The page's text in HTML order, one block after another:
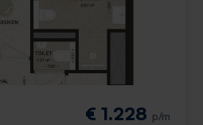
€ 1.228 p/m